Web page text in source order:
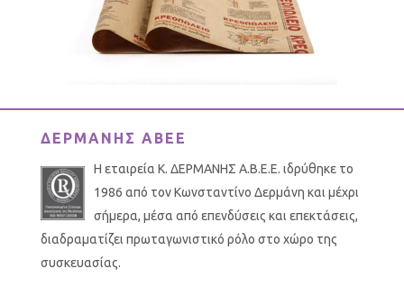
ΔΕΡΜΑΝΗΣ ΑΒΕΕ
Η εταιρεία Κ. ΔΕΡΜΑΝΗΣ Α.Β.Ε.Ε. ιδρύθηκε το
1986 από τον Κωνσταντίνο Δερμάνη και μέχρι
σήμερα, μέσα από επενδύσεις και επεκτάσεις,
διαδραματίζει πρωταγωνιστικό ρόλο στο χώρο της
συσκευασίας.